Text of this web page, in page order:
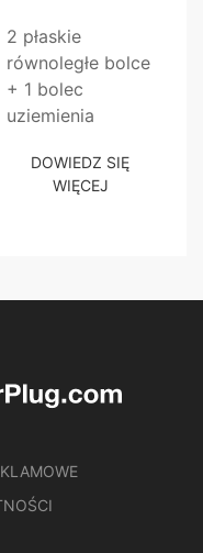
2 płaskie
równoległe bolce
+ 1 bolec
uziemienia
DOWIEDZ SIĘ
WIĘCEJ